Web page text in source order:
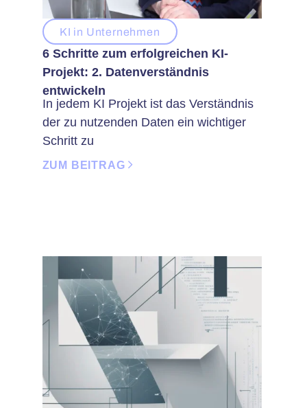
KI in Unternehmen
6 Schritte zum erfolgreichen KI-
Projekt: 2. Datenverständnis
entwickeln
In jedem KI Projekt ist das Verständnis
der zu nutzenden Daten ein wichtiger
Schritt zu
ZUM BEITRAG